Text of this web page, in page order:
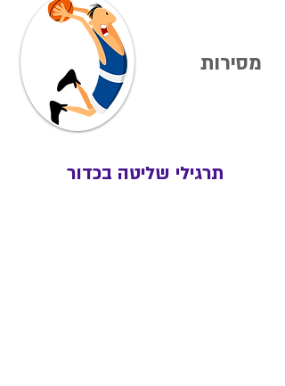
מסירות
תרגילי שליטה בכדור